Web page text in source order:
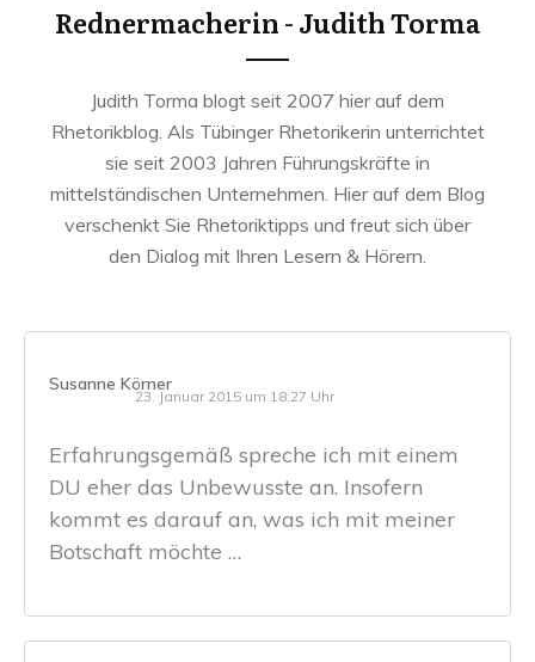
Rednermacherin - Judith Torma
Judith Torma blogt seit 2007 hier auf dem
Rhetorikblog. Als Tübinger Rhetorikerin unterrichtet
sie seit 2003 Jahren Führungskräfte in
mittelständischen Unternehmen. Hier auf dem Blog
verschenkt Sie Rhetoriktipps und freut sich über
den Dialog mit Ihren Lesern & Hörern.
Susanne Körner
23. Januar 2015 um 18:27 Uhr
Erfahrungsgemäß spreche ich mit einem
DU eher das Unbewusste an. Insofern
kommt es darauf an, was ich mit meiner
Botschaft möchte …